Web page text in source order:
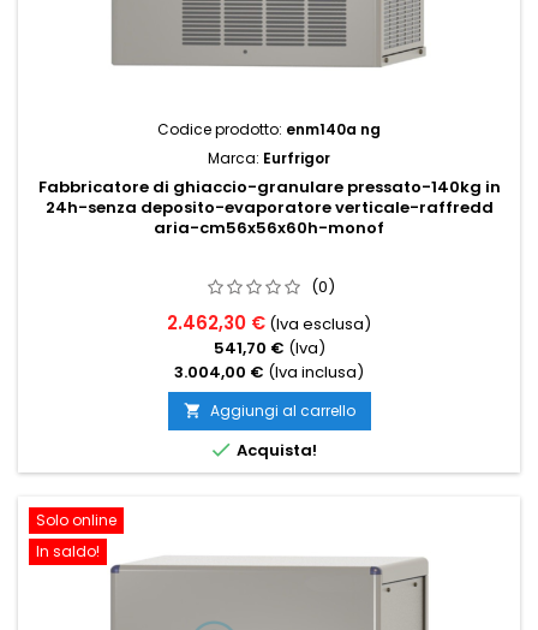
Codice prodotto: enm140a ng
Marca: Eurfrigor
Fabbricatore di ghiaccio-granulare pressato-140kg in
24h-senza deposito-evaporatore verticale-raffredd
aria-cm56x56x60h-monof
(0)
2.462,30 € (Iva esclusa)
541,70 € (Iva)
3.004,00 € (Iva inclusa)
 Aggiungi al carrello
 Acquista!
Solo online
In saldo!